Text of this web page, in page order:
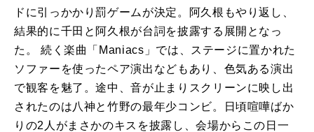
ドに引っかかり罰ゲームが決定。阿久根もやり返し、
結果的に千田と阿久根が台詞を披露する展開となっ
た。 続く楽曲「Maniacs」では、ステージに置かれた
ソファーを使ったペア演出などもあり、色気ある演出
で観客を魅了。途中、音が止まりスクリーンに映し出
されたのは八神と竹野の最年少コンビ。日頃喧嘩ばか
りの2人がまさかのキスを披露し、会場からこの日一